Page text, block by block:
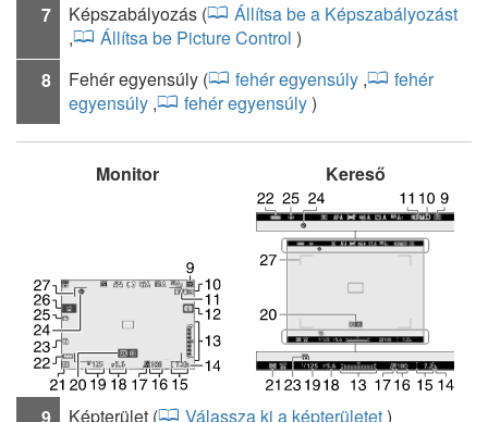
7
Képszabályozás (
Állítsa be a Képszabályozást
,
Állítsa be Picture Control )
8
Fehér egyensúly ( fehér egyensúly ,
fehér
egyensúly , fehér egyensúly)
Monitor Kereső
Képterület ( Válassza ki a képterületet)